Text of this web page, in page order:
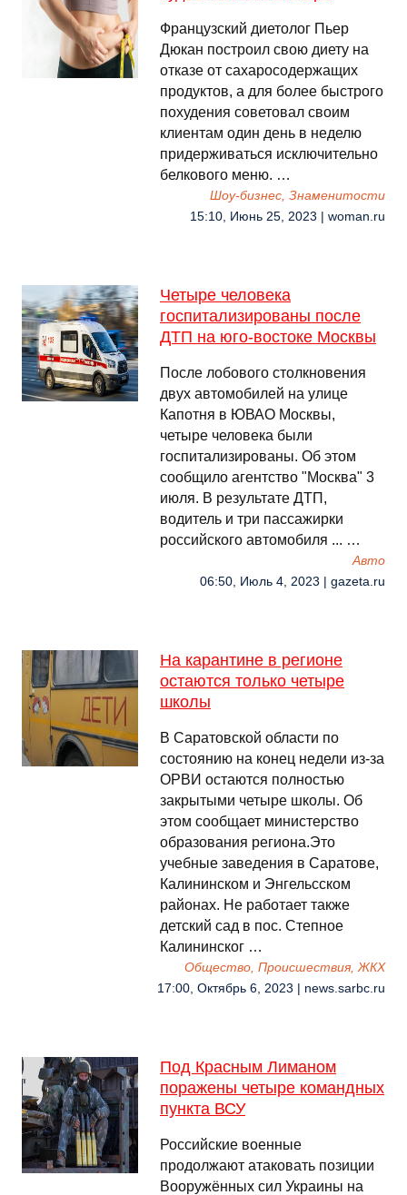
Французский диетолог Пьер
Дюкан построил свою диету на
отказе от сахаросодержащих
продуктов, а для более быстрого
похудения советовал своим
клиентам один день в неделю
придерживаться исключительно
белкового меню. …
Шоу-бизнес, Знаменитости
15:10, Июнь 25, 2023 | woman.ru
Четыре человека
госпитализированы после
ДТП на юго-востоке Москвы
После лобового столкновения
двух автомобилей на улице
Капотня в ЮВАО Москвы,
четыре человека были
госпитализированы. Об этом
сообщило агентство "Москва" 3
июля. В результате ДТП,
водитель и три пассажирки
российского автомобиля ... …
Авто
06:50, Июль 4, 2023 | gazeta.ru
На карантине в регионе
остаются только четыре
школы
В Саратовской области по
состоянию на конец недели из-за
ОРВИ остаются полностью
закрытыми четыре школы. Об
этом сообщает министерство
образования региона.Это
учебные заведения в Саратове,
Калининском и Энгельсском
районах. Не работает также
детский сад в пос. Степное
Калининског …
Общество, Происшествия, ЖКХ
17:00, Октябрь 6, 2023 | news.sarbc.ru
Под Красным Лиманом
поражены четыре командных
пункта ВСУ
Российские военные
продолжают атаковать позиции
Вооружённых сил Украины на